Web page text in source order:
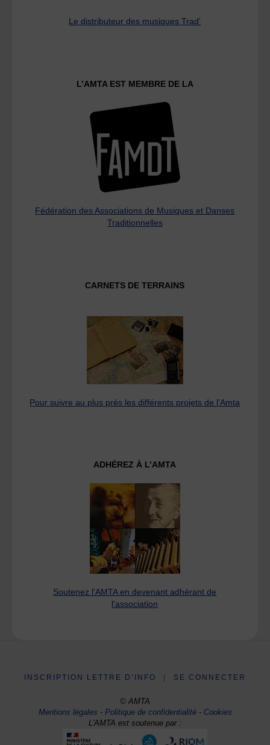
Le distributeur des musiques Trad'
L’AMTA EST MEMBRE DE LA
Fédération des Associations de Musiques et Danses
Traditionnelles
CARNETS DE TERRAINS
Pour suivre au plus près les différents projets de l’Amta
ADHÉREZ À L’AMTA
Soutenez l'AMTA en devenant adhérant de
l'association
INSCRIPTION LETTRE D’INFO SE CONNECTER
© AMTA
Mentions légales -Politique de confidentialité- Cookies
L'AMTA est soutenue par :